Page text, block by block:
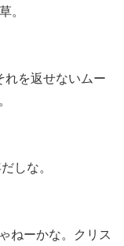
。
れを返せないムー
しな。
ねーかな。クリス